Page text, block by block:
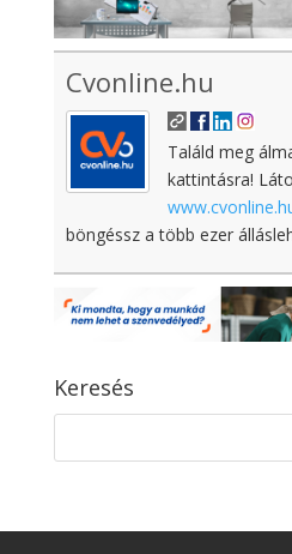
Cvonline.hu
Találd meg
kattintásra!
böngéssz a több ezer
Keresés